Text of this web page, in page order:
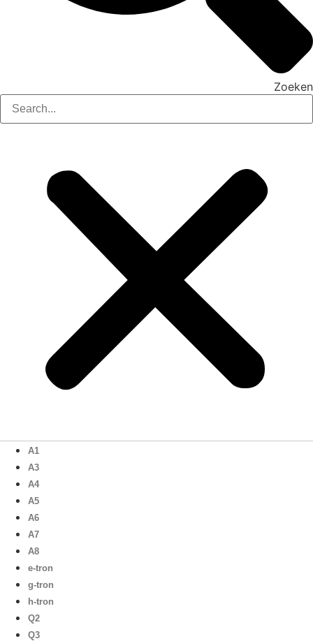
Zoeken
A1
A3
A4
A5
A6
A7
A8
e-tron
g-tron
h-tron
Q2
Q3